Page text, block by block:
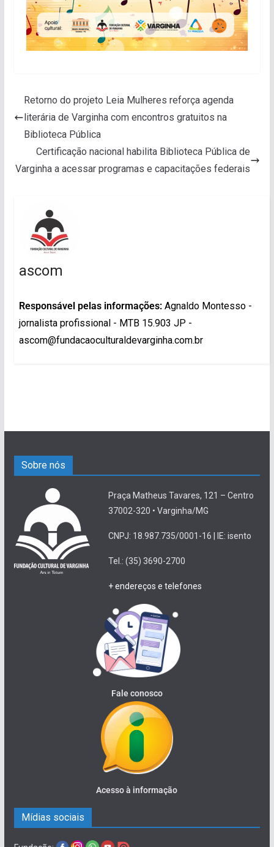
Retorno do projeto Leia Mulheres reforça agenda
literária de Varginha com encontros gratuitos na
Biblioteca Pública
Certificação nacional habilita Biblioteca Pública de
Varginha a acessar programas e capacitações federais
ascom
Responsável pelas informações:Agnaldo Montesso -
jornalista profissional - MTB 15.903 JP -
ascom@fundacaoculturaldevarginha.com.br
Sobre nós
Praça Matheus Tavares, 121 – Centro
37002-320 • Varginha/MG
CNPJ: 18.987.735/0001-16 | IE: isento
Tel.: (35) 3690-2700
+ endereços e telefones
Fale conosco
Acesso à informação
Mídias sociais